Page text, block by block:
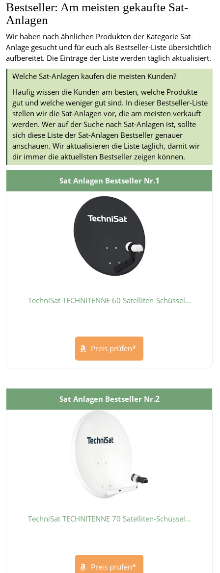
Bestseller: Am meisten gekaufte Sat-
Anlagen
Wir haben nach ähnlichen Produkten der Kategorie Sat-
Anlage gesucht und für euch als Bestseller-Liste übersichtlich
aufbereitet. Die Einträge der Liste werden täglich aktualisiert.
Welche Sat-Anlagen kaufen die meisten Kunden?
Häufig wissen die Kunden am besten, welche Produkte
gut und welche weniger gut sind. In dieser Bestseller-Liste
stellen wir die Sat-Anlagen vor, die am meisten verkauft
werden. Wer auf der Suche nach Sat-Anlagen ist, sollte
sich diese Liste der Sat-Anlagen Bestseller genauer
anschauen. Wir aktualisieren die Liste täglich, damit wir
dir immer die aktuellsten Bestseller zeigen können.
Sat Anlagen Bestseller Nr.1
TechniSat TECHNITENNE 60 Satelliten-Schüssel...
Preis prüfen*
Sat Anlagen Bestseller Nr.2
TechniSat TECHNITENNE 70 Satelliten-Schüssel...
Preis prüfen*